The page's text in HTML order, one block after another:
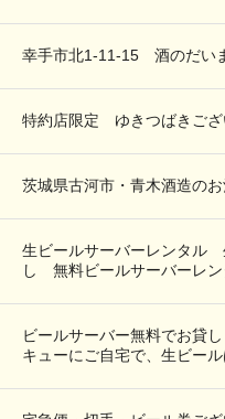
幸手市北1-11-15 酒のだい
特約店限定 ゆきつばきござ
茨城県古河市・青木酒造のお
生ビールサーバーレンタル
し 無料ビールサーバーレン
ビールサーバー無料でお貸
キューにご自宅で、生ビール